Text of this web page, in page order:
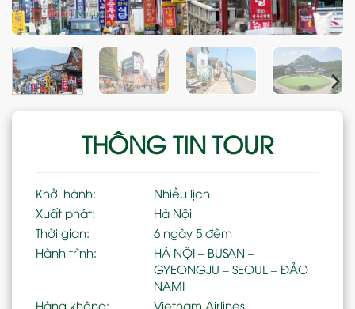
THÔNG TIN TOUR
Khởi hành:
Nhiều lịch
Xuất phát:
Hà Nội
Thời gian:
6 ngày 5 đêm
Hành trình:
HÀ NỘI – BUSAN –
GYEONGJU – SEOUL – ĐẢO
NAMI
Hàng không:
Vietnam Airlines